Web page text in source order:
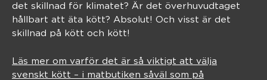
det skillnad för klimatet? Är det överhuvudtaget
hållbart att äta kött? Absolut! Och visst är det
skillnad på kött och kött!
Läs mer om varför det är så viktigt att välja
svenskt kött – i matbutiken såväl som på